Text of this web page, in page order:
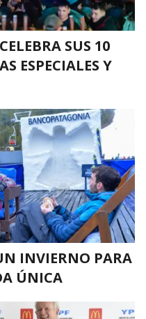
SUS 10
ESPECIALES Y
INVIERNO PARA
ÚNICA